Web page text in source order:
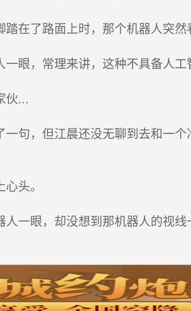
在了路面上时，那个机器人突然
眼，常理来讲，这种不具备人工
伙...
句，但江晨还没无聊到去和一
头。
一眼，却没想到那机器人的视线